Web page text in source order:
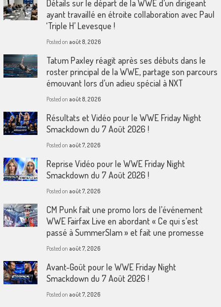
Détails sur le départ de la WWE d’un dirigeant
ayant travaillé en étroite collaboration avec Paul
‘Triple H’ Levesque !
Posted on août 8, 2026
Tatum Paxley réagit après ses débuts dans le
roster principal de la WWE, partage son parcours
émouvant lors d’un adieu spécial à NXT
Posted on août 8, 2026
Résultats et Vidéo pour le WWE Friday Night
Smackdown du 7 Août 2026 !
Posted on août 7, 2026
Reprise Vidéo pour le WWE Friday Night
Smackdown du 7 Août 2026 !
Posted on août 7, 2026
CM Punk fait une promo lors de l’événement
WWE Fairfax Live en abordant « Ce qui s’est
passé à SummerSlam » et fait une promesse
Posted on août 7, 2026
Avant-Goût pour le WWE Friday Night
Smackdown du 7 Août 2026 !
Posted on août 7, 2026